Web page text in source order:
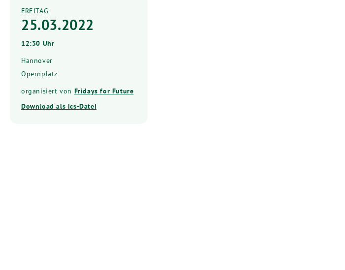
FREITAG
25.03.2022
12:30 Uhr
Hannover
Opernplatz
organisiert von Fridays for Future
Download als ics-Datei